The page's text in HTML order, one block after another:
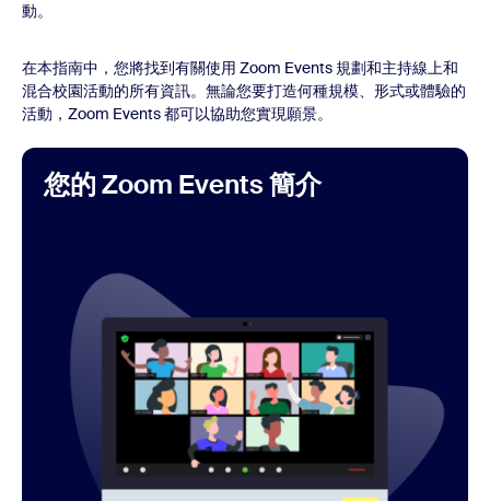
動。
在本指南中，您將找到有關使用 Zoom Events 規劃和主持線上和
混合校園活動的所有資訊。無論您要打造何種規模、形式或體驗的
活動，Zoom Events 都可以協助您實現願景。
您的 Zoom Events 簡介